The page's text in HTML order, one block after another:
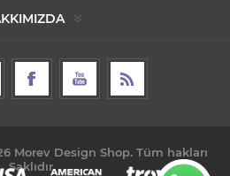
Morev Design Shop. Tüm hakları
Saklıdır.